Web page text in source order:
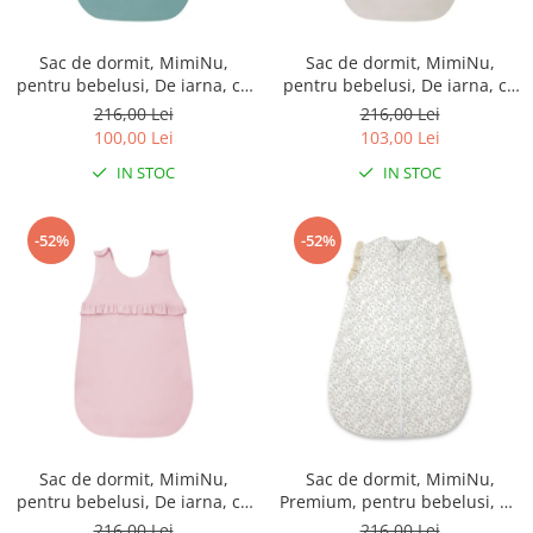
Sac de dormit, MimiNu,
pentru bebelusi, De iarna, cu
volanase, din bumbac, cu
fermoar lateral, cu capse pe
umar, 70 cm, 0 - 6 luni, 2.5
Tog, Colectia Royal, Nepal
216,00 Lei
100,00 Lei
IN STOC
Sac de dormit, MimiNu,
pentru bebelusi, De iarna, cu
volanase, din bumbac, cu
fermoar lateral, cu capse pe
umar, 70 cm, 0 - 6 luni, 2.5
Tog, Colectia Royal, Beige
216,00 Lei
103,00 Lei
IN STOC
-52%
Sac de dormit, MimiNu,
pentru bebelusi, De iarna, cu
volanase, din bumbac, cu
-52%
Sac de dormit, MimiNu,
Premium, pentru bebelusi, De
iarna, din bumbac, cu dantela